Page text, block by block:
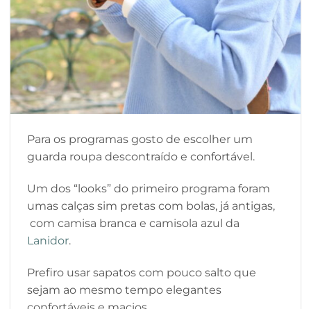
Para os programas gosto de escolher um
guarda roupa descontraído e confortável.
Um dos “looks” do primeiro programa foram
umas calças sim pretas com bolas, já antigas,
com camisa branca e camisola azul da
Lanidor.
Prefiro usar sapatos com pouco salto que
sejam ao mesmo tempo elegantes